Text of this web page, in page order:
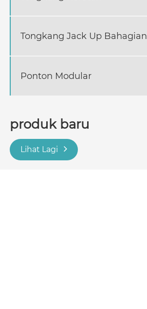
Tongkang Jack Up Bahagian
Ponton Modular
produk baru
Lihat Lagi